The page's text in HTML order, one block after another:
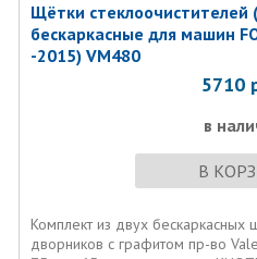
Щётки стеклоочистителей
бескаркасные для машин
-2015) VM480
5710
в
В
Комплект из двух бескаркасных
дворников с графитом пр-во